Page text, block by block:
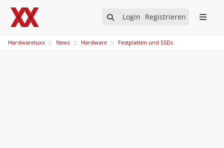
Login Registrieren
Hardwareluxx News Hardware Festplatten und SSDs